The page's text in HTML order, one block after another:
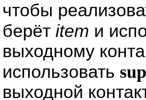
чтобы
берёт item и
выходному
использовать
выходной